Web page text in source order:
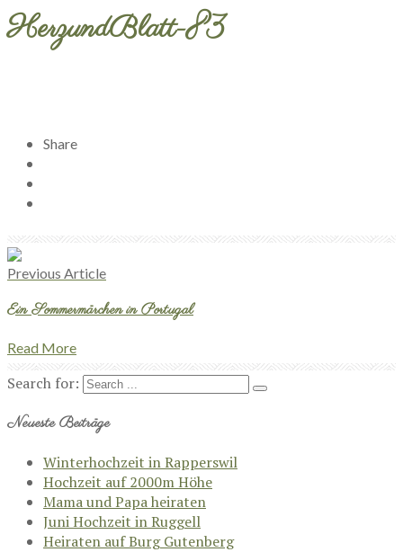
HerzundBlatt-83
Share
Previous Article
Ein Sommermärchen in Portugal
Read More
Search for:
Neueste Beiträge
Winterhochzeit in Rapperswil
Hochzeit auf 2000m Höhe
Mama und Papa heiraten
Juni Hochzeit in Ruggell
Heiraten auf Burg Gutenberg